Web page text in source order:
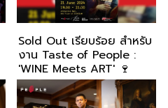
Sold Out เรียบร้อย สำหรับ
งาน Taste of People :
'WINE Meets ART' 🍷